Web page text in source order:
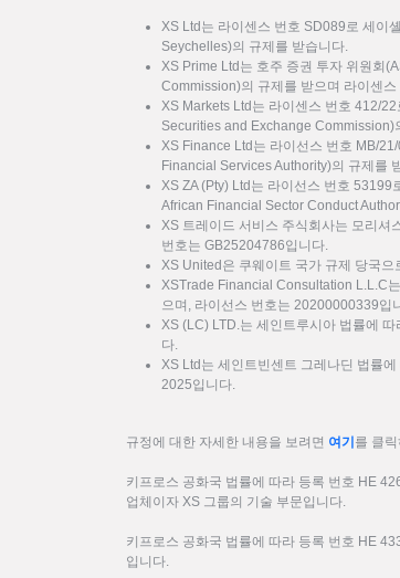
XS Ltd는 라이센스 번호 SD089로 세이
Seychelles)의 규제를 받습니다.
XS Prime Ltd는 호주 증권 투자 위원회
Commission)의 규제를 받으며 라이센
XS Markets Ltd는 라이센스 번호 412/
Securities and Exchange Commission)
XS Finance Ltd는 라이선스 번호 MB/
Financial Services Authority)의 규제를
XS ZA (Pty) Ltd는 라이선스 번호
African Financial Sector Conduct
XS 트레이드 서비스 주식회사는 모리셔
번호는 GB25204786입니다.
XS United은 쿠웨이트 국가 규제 당국
XSTrade Financial Consultation L.L.C
으며, 라이선스 번호는 20200000339입
XS (LC) LTD.는 세인트루시아 법률에
다.
XS Ltd는 세인트빈센트 그레나딘 법률
2025입니다.
규정에 대한 자세한 내용을 보려면 여기 를 클
키프로스 공화국 법률에 따라 등록 번호 HE
업체이자 XS 그룹의 기술 부문입니다.
키프로스 공화국 법률에 따라 등록 번호 HE
입니다.